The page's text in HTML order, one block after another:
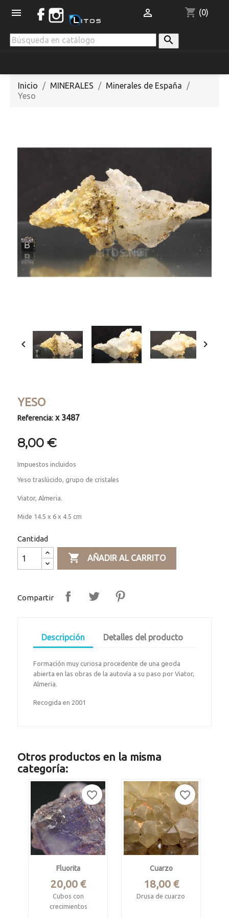
 shopping_cart (0)


Inicio MINERALES
Minerales de España
Yeso
 
YESO
Referencia: x 3487
8,00 €
Impuestos incluidos
Yeso traslúcido, grupo de cristales
Viator, Almeria.
Mide 14.5 x 6 x 4.5 cm
Cantidad
 AÑADIR AL CARRITO
Compartir
Descripción Detalles del producto
Formación muy curiosa procedente de una geoda
abierta en las obras de la autovía a su paso por Viator,
Almeria.
Recogida en 2001
Otros productos en la misma
categoría:
Fluorita
Precio
20,00 €
Cubos con
crecimientos
favorite_border
Cuarzo
Precio
18,00 €
Drusa de cuarzo
favorite_border